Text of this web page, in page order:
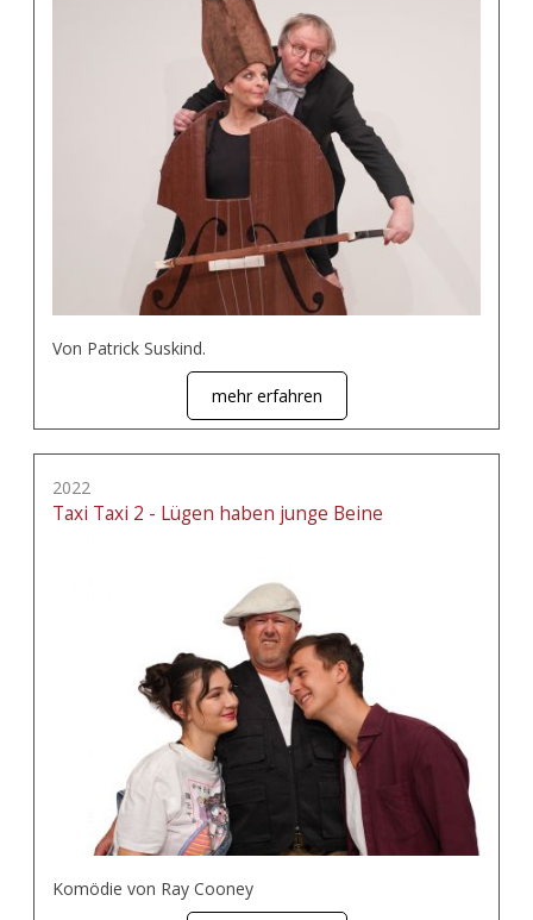
Von Patrick Suskind.
mehr erfahren
2022
Taxi Taxi 2 - Lügen haben junge Beine
Komödie von Ray Cooney